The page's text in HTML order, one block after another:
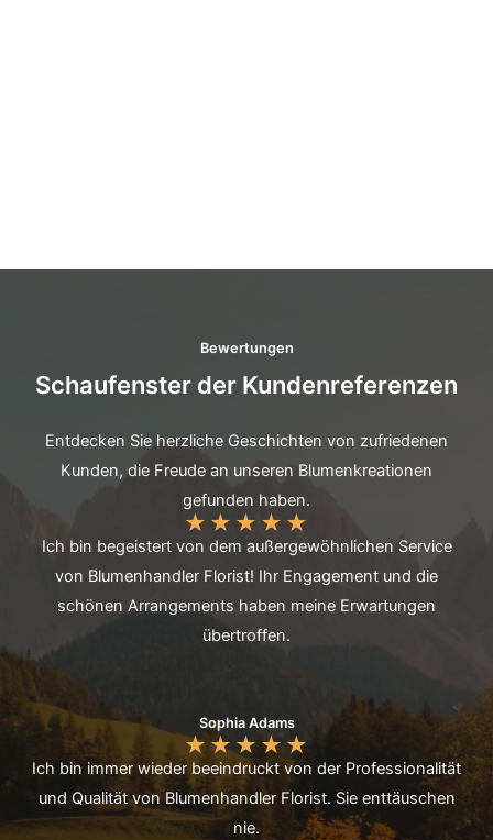
Bewertungen
Schaufenster der Kundenreferenzen
Entdecken Sie herzliche Geschichten von zufriedenen
Kunden, die Freude an unseren Blumenkreationen
gefunden haben.
★ ★ ★ ★ ★
Ich bin begeistert von dem außergewöhnlichen Service
von Blumenhandler Florist! Ihr Engagement und die
schönen Arrangements haben meine Erwartungen
übertroffen.
Sophia Adams
★ ★★ ★ ★
Ich bin immer wieder beeindruckt von der Professionalität
und Qualität von Blumenhandler Florist. Sie enttäuschen
nie.